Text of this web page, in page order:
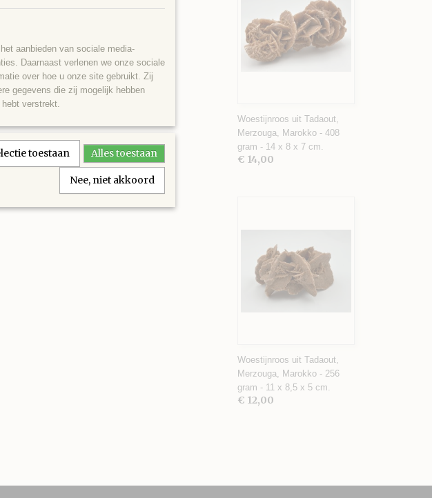
Woestijnroos uit Tadaout,
Merzouga, Marokko - 408
gram - 14 x 8 x 7 cm.
€ 14,00
Woestijnroos uit Tadaout,
Merzouga, Marokko - 256
gram - 11 x 8,5 x 5 cm.
€ 12,00
aanbieden van sociale media-
Daarnaast verlenen we onze sociale
over hoe u onze site gebruikt. Zij
gegevens die zij mogelijk hebben
verstrekt.
toestaan Alles toestaan
Nee, niet akkoord